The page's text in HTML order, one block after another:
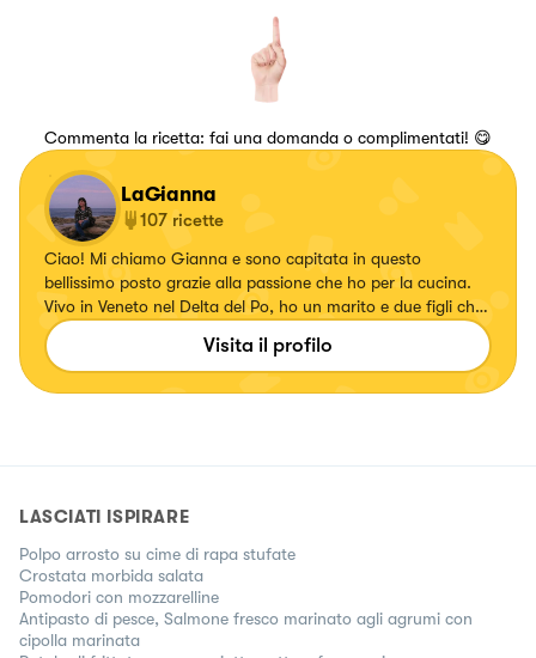
Commenta la ricetta: fai una domanda o complimentati! 😋
LaGianna
107 ricette
Ciao! Mi chiamo Gianna e sono capitata in questo
bellissimo posto grazie alla passione che ho per la cucina.
Vivo in Veneto nel Delta del Po, ho un marito e due figli che
sono i miei giudici a tavola e che apprezzano quello che
preparo loro. Inizia così questa inaspettata nuova
Visita il profilo
LASCIATI ISPIRARE
Polpo arrosto su cime di rapa stufate
Crostata morbida salata
Pomodori con mozzarelline
Antipasto di pesce, Salmone fresco marinato agli agrumi con
cipolla marinata